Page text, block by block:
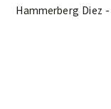
Hammerberg Diez